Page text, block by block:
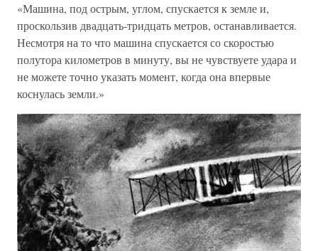
«Машина, под острым, углом, спускается к земле и,
проскользив двадцать-тридцать метров, останавливается.
Несмотря на то что машина спускается со скоростью
полутора километров в минуту, вы не чувствуете удара и
не можете точно указать момент, когда она впервые
коснулась земли.»